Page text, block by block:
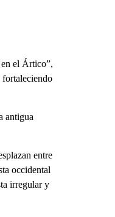
el Ártico”,
fortaleciendo
antigua
entre
occidental
irregular y